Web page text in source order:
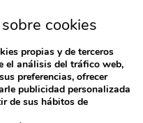
cookies
propias y de terceros
el análisis del tráfico web,
preferencias, ofrecer
publicidad personalizada
de sus hábitos de